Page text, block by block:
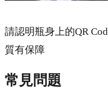
請認明瓶身上的QR
質有保障
常見問題